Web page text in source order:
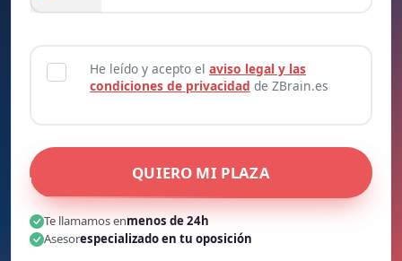
He leído y acepto elaviso legal y las
condiciones de privacidad de ZBrain.es
QUIERO MI PLAZA
Te llamamos enmenos de 24h
Asesorespecializado en tu oposición